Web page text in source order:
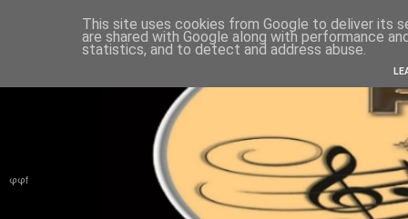
ΠΟΙΟΙ ΕΜΑΣΤΕ ΑΝΑΜΕΤΑΔΟΤΕΣ ΕΠΙΚΟΙΝΩΝΙΑ
φφf
This site uses cookies from Google to deliver its
are shared with Google along with performance
statistics, and to detect and address abuse.